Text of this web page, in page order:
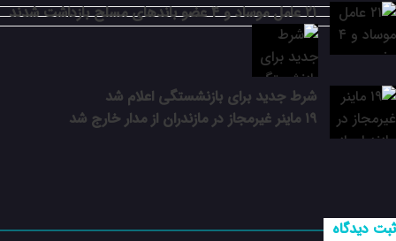
۲۱ عامل موساد و ۴ عضو باند‌های مسلح بازداشت شدند
شرط جدید برای بازنشستگی اعلام شد
۱۹ ماینر غیرمجاز در مازندران از مدار خارج شد
ثبت دیدگاه